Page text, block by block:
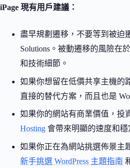
iPage 現有用戶建議：
盡早規劃遷移，不要等到被迫
Solutions。被動遷移的風險在
和技術細節。
如果你想留在低價共享主機的
直接的替代方案，而且也是
如果你的網站有商業價值，投
Hosting 會帶來明顯的速度和穩
如果你正在為網站挑選佈景主
新手挑選 WordPress 主題指南